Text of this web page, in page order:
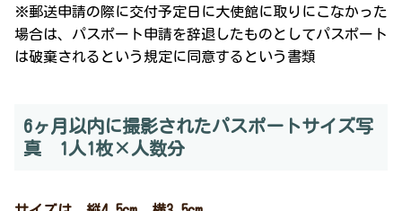
※郵送申請の際に交付予定日に大使館に取りにこなかった
場合は、パスポート申請を辞退したものとしてパスポート
は破棄されるという規定に同意するという書類
6ヶ月以内に撮影されたパスポートサイズ写
真 1人1枚×人数分